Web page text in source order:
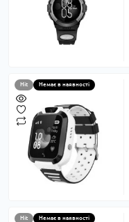
Hit Немає в наявності
Hit Немає в наявності